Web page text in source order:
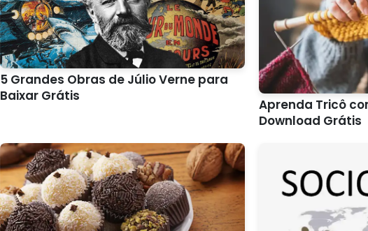
5 Grandes Obras de Júlio Verne para
Baixar Grátis
Aprenda Tricô
Download Grátis